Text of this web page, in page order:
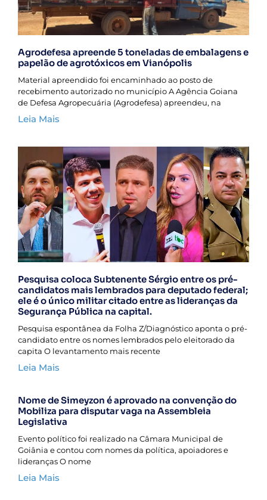
Agrodefesa apreende 5 toneladas de embalagens e
papelão de agrotóxicos em Vianópolis
Material apreendido foi encaminhado ao posto de
recebimento autorizado no município A Agência Goiana
de Defesa Agropecuária (Agrodefesa) apreendeu, na
Leia Mais
Pesquisa coloca Subtenente Sérgio entre os pré-
candidatos mais lembrados para deputado federal;
ele é o único militar citado entre as lideranças da
Segurança Pública na capital.
Pesquisa espontânea da Folha Z/Diagnóstico aponta o pré-
candidato entre os nomes lembrados pelo eleitorado da
capita O levantamento mais recente
Leia Mais
Nome de Simeyzon é aprovado na convenção do
Mobiliza para disputar vaga na Assembleia
Legislativa
Evento político foi realizado na Câmara Municipal de
Goiânia e contou com nomes da política, apoiadores e
lideranças O nome
Leia Mais